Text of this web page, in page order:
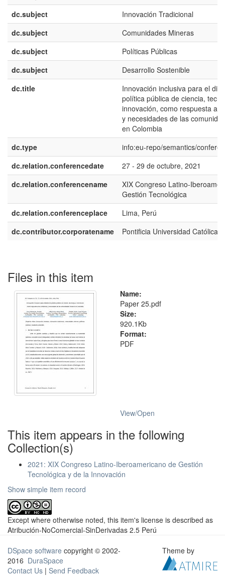
dc.subject
Innovación Tradicional
dc.subject
Comunidades Mineras
dc.subject
Políticas Públicas
dc.subject
Desarrollo Sostenible
dc.title
Innovación inclusiva para el
política pública de ciencia,
innovación, como respuesta a
y necesidades de las
en Colombia
dc.type
info:eu-repo/semantics/
dc.relation.conferencedate
27 - 29 de octubre, 2021
dc.relation.conferencename
XIX Congreso Latino-
Gestión Tecnológica
dc.relation.conferenceplace
Lima, Perú
dc.contributor.corporatename
Pontificia Universidad Católica
Files in this item
Name:
Paper 25.pdf
Size:
920.1Kb
Format:
PDF
View/Open
This item appears in the following
Collection(s)
2021: XIX Congreso Latino-Iberoamericano de Gestión
Tecnológica y de la Innovación
Show simple item record
Except where otherwise noted, this item's license is described as
Atribución-NoComercial-SinDerivadas 2.5 Perú
DSpace software copyright © 2002-
2016 DuraSpace
Contact Us | Send Feedback
Theme by